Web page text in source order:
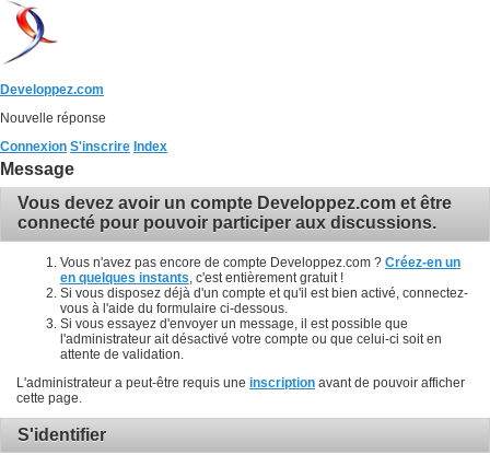
Developpez.com
Nouvelle réponse
Connexion S'inscrire Index
Message
Vous devez avoir un compte Developpez.com et être
connecté pour pouvoir participer aux discussions.
Vous n'avez pas encore de compte Developpez.com ? Créez-en un
en quelques instants , c'est entièrement gratuit !
Si vous disposez déjà d'un compte et qu'il est bien activé, connectez-
vous à l'aide du formulaire ci-dessous.
Si vous essayez d'envoyer un message, il est possible que
l'administrateur ait désactivé votre compte ou que celui-ci soit en
attente de validation.
L'administrateur a peut-être requis une inscription avant de pouvoir afficher
cette page.
S'identifier